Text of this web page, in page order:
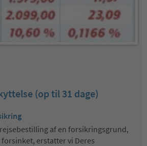
(op til 31 dage)
rejsebestilling af en forsikringsgrund,
erstatter vi Deres